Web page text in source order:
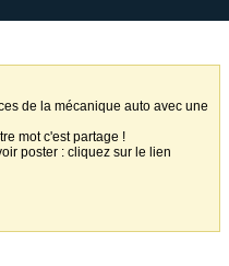
de la mécanique auto avec une
mot c'est partage !
poster : cliquez sur le lien